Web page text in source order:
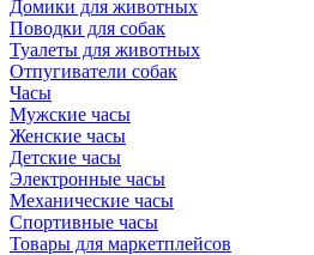
Домики для животных
Поводки для собак
Туалеты для животных
Отпугиватели собак
Часы
Мужские часы
Женские часы
Детские часы
Электронные часы
Механические часы
Спортивные часы
Товары для маркетплейсов